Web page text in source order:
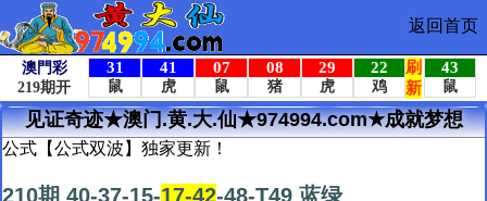
返回首页
见证奇迹★澳门.黄.大.仙★974994.com★成就梦想
公式【公式双波】独家更新！
210期 40-37-15-17-42-48-T49 蓝绿